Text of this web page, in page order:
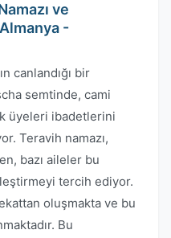
ve
-
canlandığı bir
semtinde, cami
üyeleri ibadetlerini
Teravih namazı,
bazı aileler bu
tercih ediyor.
oluşmakta ve bu
Bu